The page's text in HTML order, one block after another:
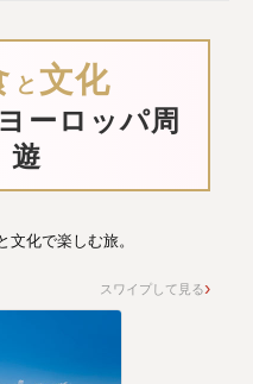
と 文化
ーロッパ周
遊
文化で楽しむ旅。
スワイプして見る